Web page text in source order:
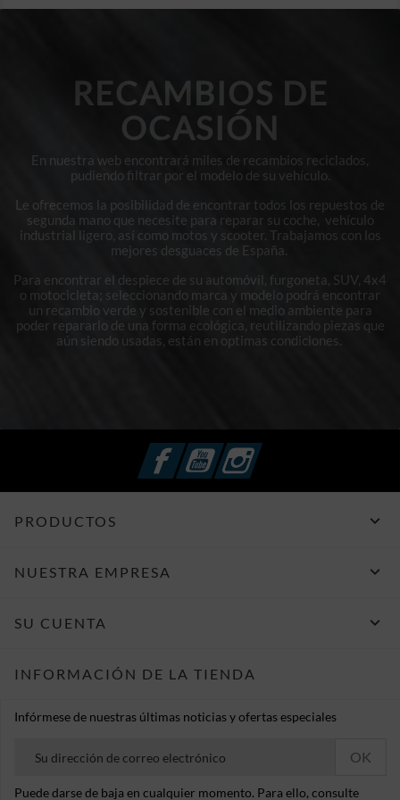
RECAMBIOS DE
OCASIÓN
En nuestra web encontrará miles de recambios reciclados,
pudiendo filtrar por el modelo de su vehículo.
Le ofrecemos la posibilidad de encontrar todos los repuestos de
segunda mano que necesite para reparar su coche, vehículo
industrial ligero, así como motos y scooter. Trabajamos con los
mejores desguaces de España.
Para encontrar el despiece de su automóvil, furgoneta, SUV, 4x4
o motocicleta; seleccionando marca y modelo podrá encontrar
un recambio verde y sostenible con el medio ambiente para
poder repararlo de una forma ecológica, reutilizando piezas que
aún siendo usadas, están en optimas condiciones.
FacebookYouTubeInstagram
PRODUCTOS 
NUESTRA EMPRESA 
SU CUENTA 
INFORMACIÓN DE LA TIENDA
Infórmese de nuestras últimas noticias y ofertas especiales
Puede darse de baja en cualquier momento. Para ello, consulte